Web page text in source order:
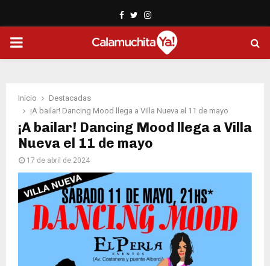
Facebook
TwitterInstagram
PRIMARY
Inicio
Destacadas
¡A bailar! Dancing Mood llega a Villa Nueva el 11 de mayo
¡A bailar! Dancing Mood llega a Villa
Nueva el 11 de mayo
17 de abril de 2024